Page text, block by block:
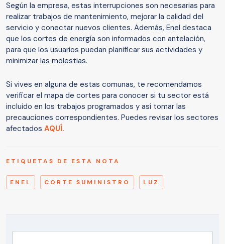
Según la empresa, estas interrupciones son necesarias para
realizar trabajos de mantenimiento, mejorar la calidad del
servicio y conectar nuevos clientes. Además, Enel destaca
que los cortes de energía son informados con antelación,
para que los usuarios puedan planificar sus actividades y
minimizar las molestias.
Si vives en alguna de estas comunas, te recomendamos
verificar el mapa de cortes para conocer si tu sector está
incluido en los trabajos programados y así tomar las
precauciones correspondientes. Puedes revisar los sectores
afectados AQUÍ.
ETIQUETAS DE ESTA NOTA
ENEL CORTE SUMINISTRO LUZ